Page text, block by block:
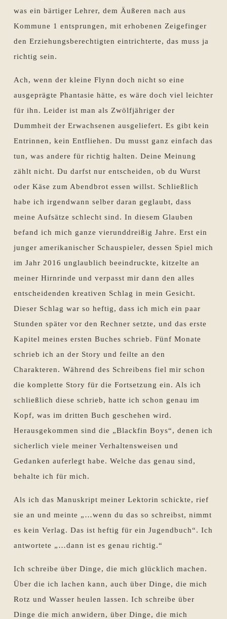
was ein bärtiger Lehrer, dem Äußeren nach aus
Kommune 1 entsprungen, mit erhobenen Zeigefinger
den Erziehungsberechtigten eintrichterte, das muss ja
richtig sein.
Ach, wenn der kleine Flynn doch nicht so eine
ausgeprägte Phantasie hätte, es wäre doch viel leichter
für ihn. Leider ist man als Zwölfjähriger der
Dummheit der Erwachsenen ausgeliefert. Es gibt kein
Entrinnen, kein Entfliehen. Du musst ganz einfach das
tun, was andere für richtig halten. Deine Meinung
zählt nicht. Du darfst nur entscheiden, ob du Wurst
oder Käse zum Abendbrot essen willst. Schließlich
habe ich irgendwann selber daran geglaubt, dass
meine Aufsätze schlecht sind. In diesem Glauben
befand ich mich ganze vierunddreißig Jahre. Erst ein
junger amerikanischer Schauspieler, dessen Spiel mich
im Jahr 2016 unglaublich beeindruckte, kitzelte an
meiner Hirnrinde und verpasst mir dann den alles
entscheidenden kreativen Schlag in mein Gesicht.
Dieser Schlag war so heftig, dass ich mich ein paar
Stunden später vor den Rechner setzte, und das erste
Kapitel meines ersten Buches schrieb. Fünf Monate
schrieb ich an der Story und feilte an den
Charakteren. Während des Schreibens fiel mir schon
die komplette Story für die Fortsetzung ein. Als ich
schließlich diese schrieb, hatte ich schon genau im
Kopf, was im dritten Buch geschehen wird.
Herausgekommen sind die „Blackfin Boys“, denen ich
sicherlich viele meiner Verhaltensweisen und
Gedanken auferlegt habe. Welche das genau sind,
behalte ich für mich.
Als ich das Manuskript meiner Lektorin schickte, rief
sie an und meinte „…wenn du das so schreibst, nimmt
es kein Verlag. Das ist heftig für ein Jugendbuch“. Ich
antwortete „…dann ist es genau richtig.“
Ich schreibe über Dinge, die mich glücklich machen.
Über die ich lachen kann, auch über Dinge, die mich
Rotz und Wasser heulen lassen. Ich schreibe über
Dinge die mich anwidern, über Dinge, die mich